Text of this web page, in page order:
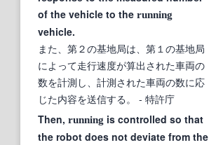
of the vehicle to the running
vehicle.
また、第２の基地局は、第１の基地局
によって走行速度が算出された車両の
数を計測し、計測された車両の数に応
じた内容を送信する。
- 特許庁
Then, running is controlled so that
the robot does not deviate from the